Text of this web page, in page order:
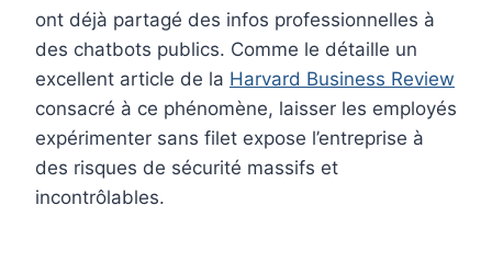
ont déjà partagé des infos professionnelles à
des chatbots publics. Comme le détaille un
excellent article de la Harvard Business Review
consacré à ce phénomène, laisser les employés
expérimenter sans filet expose l’entreprise à
des risques de sécurité massifs et
incontrôlables.